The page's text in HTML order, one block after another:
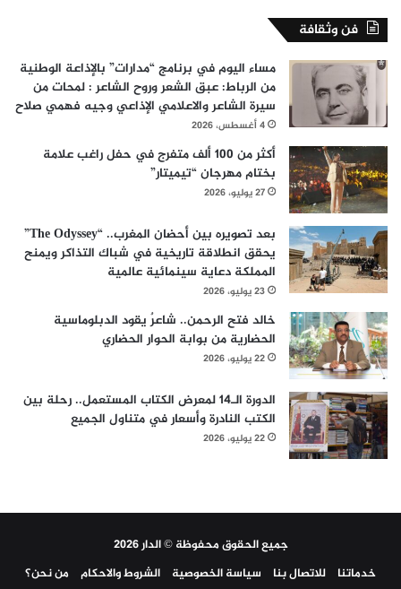
فن وثقافة
مساء اليوم في برنامج “مدارات” بالإذاعة الوطنية
من الرباط: عبق الشعر وروح الشاعر : لمحات من
سيرة الشاعر والاعلامي الإذاعي وجيه فهمي صلاح
4 أغسطس، 2026
أكثر من 100 ألف متفرج في حفل راغب علامة
بختام مهرجان “تيميتار”
27 يوليو، 2026
بعد تصويره بين أحضان المغرب.. “The Odyssey”
يحقق انطلاقة تاريخية في شباك التذاكر ويمنح
المملكة دعاية سينمائية عالمية
23 يوليو، 2026
خالد فتح الرحمن.. شاعرٌ يقود الدبلوماسية
الحضارية من بوابة الحوار الحضاري
22 يوليو، 2026
الدورة الـ14 لمعرض الكتاب المستعمل.. رحلة بين
الكتب النادرة وأسعار في متناول الجميع
22 يوليو، 2026
جميع الحقوق محفوظة © الدار 2026
خدماتنا
للاتصال بنا سياسة الخصوصية الشروط والاحكام من نحن؟